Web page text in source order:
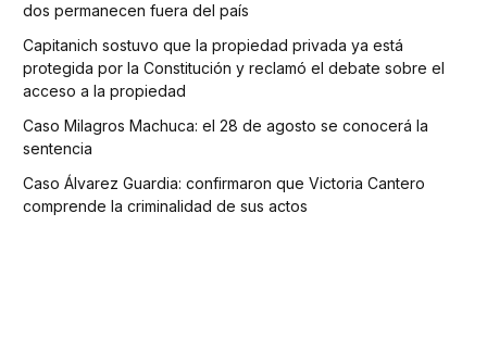
dos permanecen fuera del país
Capitanich sostuvo que la propiedad privada ya está
protegida por la Constitución y reclamó el debate sobre el
acceso a la propiedad
Caso Milagros Machuca: el 28 de agosto se conocerá la
sentencia
Caso Álvarez Guardia: confirmaron que Victoria Cantero
comprende la criminalidad de sus actos